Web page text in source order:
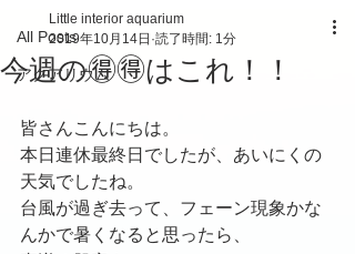
All Posts
アクアリウム
今週の🉐🉐はこれ！！
Little interior aquarium
2019年10月14日 読了時間: 1分
皆さんこんにちは。
本日連休最終日でしたが、あいにくの
天気でしたね。
台風が過ぎ去って、フェーン現象かな
んかで暑くなると思ったら、